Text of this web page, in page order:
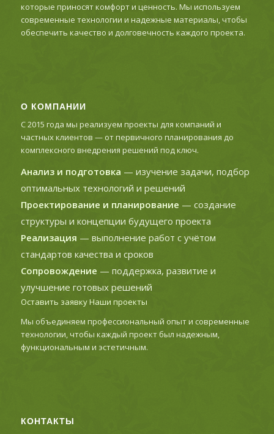
которые приносят комфорт и ценность. Мы используем
современные технологии и надежные материалы, чтобы
обеспечить качество и долговечность каждого проекта.
О КОМПАНИИ
С 2015 года мы реализуем проекты для компаний и
частных клиентов — от первичного планирования до
комплексного внедрения решений под ключ.
Анализ и подготовка — изучение задачи, подбор
оптимальных технологий и решений
Проектирование и планирование — создание
структуры и концепции будущего проекта
Реализация — выполнение работ с учётом
стандартов качества и сроков
Сопровождение — поддержка, развитие и
улучшение готовых решений
Оставить заявкуНаши проекты
Мы объединяем профессиональный опыт и современные
технологии, чтобы каждый проект был надежным,
функциональным и эстетичным.
КОНТАКТЫ